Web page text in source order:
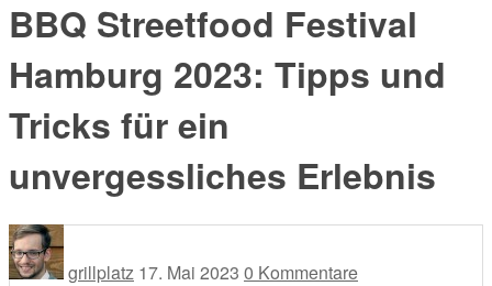
BBQ Streetfood Festival
Hamburg 2023: Tipps und
Tricks für ein
unvergessliches Erlebnis
grillplatz 17. Mai 2023 0 Kommentare